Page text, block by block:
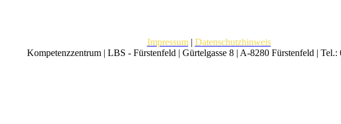
Impressum| Datenschutzhinweis
Kompetenzzentrum | LBS - Fürstenfeld | Gürtelgasse 8 | A-8280 Fürstenfeld | Tel.: